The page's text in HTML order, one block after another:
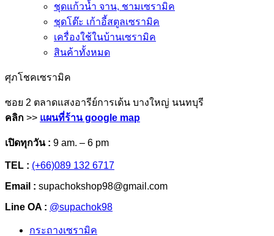
ชุดแก้วน้ำ จาน, ชามเซรามิค
ชุดโต๊ะ เก้าอี้สตูลเซรามิค
เครื่องใช้ในบ้านเซรามิค
สินค้าทั้งหมด
ศุภโชคเซรามิค
ซอย 2 ตลาดแสงอารีย์การเด้น บางใหญ่ นนทบุรี
คลิก >> แผนที่ร้าน google map
เปิดทุกวัน : 9 am. – 6 pm
TEL : (+66)089 132 6717
Email : supachokshop98@gmail.com
Line OA : @supachok98
กระถางเซรามิค